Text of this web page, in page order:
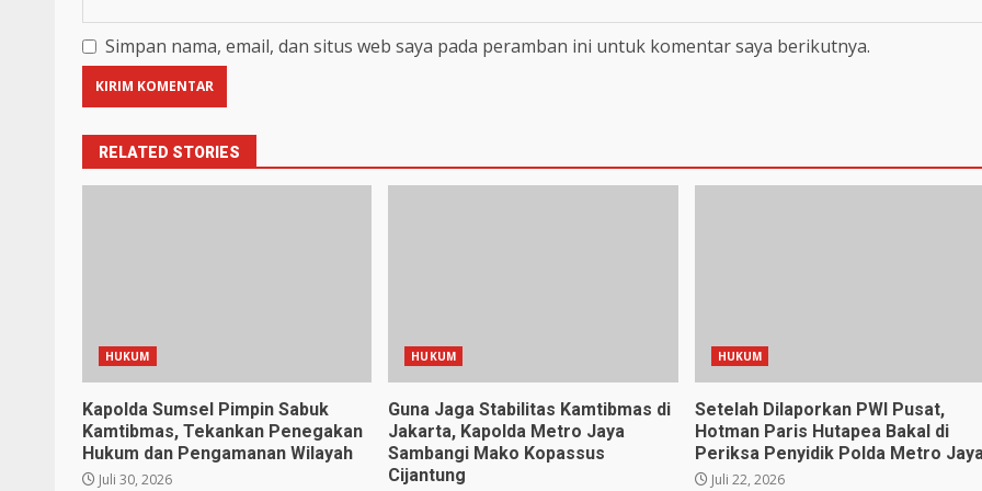
Simpan nama, email, dan situs web saya pada peramban ini untuk komentar saya berikutnya.
RELATED STORIES
HUKUM
Kapolda Sumsel Pimpin Sabuk
Kamtibmas, Tekankan Penegakan
Hukum dan Pengamanan Wilayah
Juli 30, 2026
HUKUM
Guna Jaga Stabilitas Kamtibmas di
Jakarta, Kapolda Metro Jaya
Sambangi Mako Kopassus
Cijantung
HUKUM
Setelah Dilaporkan PWI Pusat,
Hotman Paris Hutapea Bakal di
Periksa Penyidik Polda Metro
Juli 22, 2026